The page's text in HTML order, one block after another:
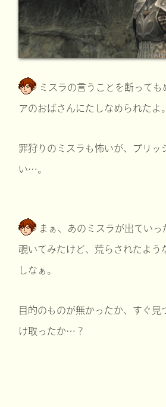
ミスラの言うことを断っても
アのおばさんにたしなめられたよ。
罪狩りのミスラも怖いが、プリッ
い…。
まぁ、あのミスラが出ていっ
覗いてみたけど、荒らされたよう
しなぁ。
目的のものが無かったか、すぐ見
け取ったか…？